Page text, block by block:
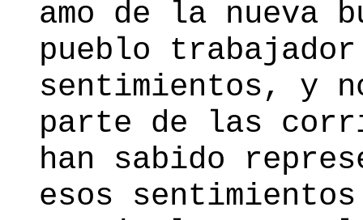
amo de la nueva
pueblo
sentimientos, y
parte de las
han sabido
esos